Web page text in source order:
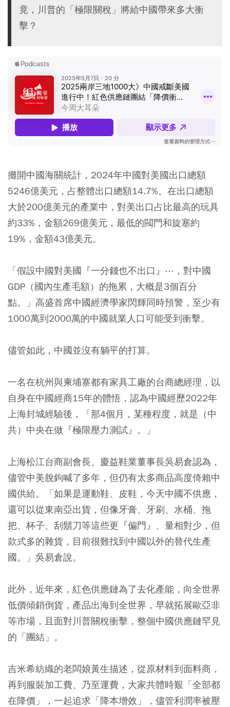
竟，川普的「極限關稅」將給中國帶來多大衝
擊？
攤開中國海關統計，2024年中國對美國出口總額
5246億美元，占整體出口總額14.7%。在出口總額
大於200億美元的產業中，對美出口占比最高的玩具
約33%，金額269億美元，最低的閥門和旋塞約
19%，金額43億美元。
「假設中國對美國『一分錢也不出口』⋯，對中國
GDP（國內生產毛額）的拖累，大概是3個百分
點。」高盛首席中國經濟學家閃輝同時預警，至少有
1000萬到2000萬的中國就業人口可能受到衝擊。
儘管如此，中國並沒有躺平的打算。
一名在杭州與柬埔寨都有家具工廠的台商總經理，以
自身在中國經商15年的體悟，認為中國經歷2022年
上海封城經驗後，「那4個月，某種程度，就是（中
共）中央在做『極限壓力測試』。」
上海松江台商副會長、慶益鞋業董事長吳易倉認為，
儘管中美脫鉤喊了多年，但仍有太多商品高度倚賴中
國供給。「如果是運動鞋、皮鞋，今天中國不供應，
還可以從東南亞出貨，但像牙膏、牙刷、水桶、拖
把、杯子、刮鬍刀等這些更『偏門』、量相對少，但
款式多的雜貨，目前很難找到中國以外的替代生產
國。」吳易倉說。
此外，近年來，紅色供應鏈為了去化產能，向全世界
低價傾銷倒貨，產品出海到全世界，早就拓展歐亞非
等市場，且面對川普關稅衝擊，整個中國供應鏈罕見
的「團結」。
吉米希紡織的老闆娘黃生描述，從原材料到面料商，
再到服裝加工費、乃至運費，大家共體時艱「全部都
在降價」，一起追求「降本增效」，儘管利潤率被壓